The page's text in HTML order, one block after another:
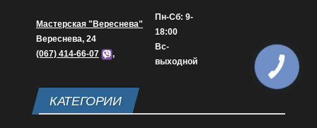
Мастерская "Вереснева"
Вереснева, 24
(067) 414-66-07
,
Пн-Сб: 9-
18:00
Вс-
выходной
КАТЕГОРИИ